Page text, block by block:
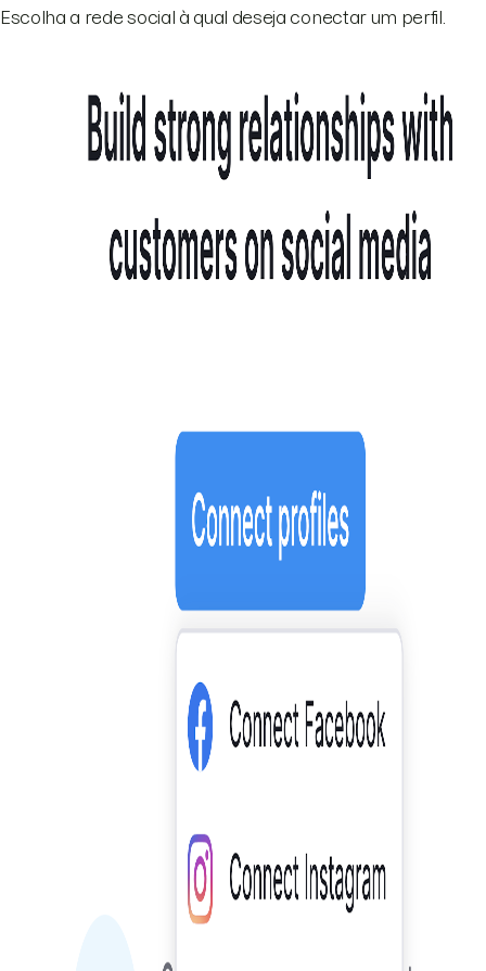
Escolha a rede social à qual deseja conectar um perfil.